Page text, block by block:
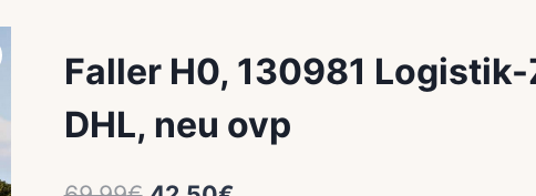
Faller H0, 130981
DHL, neu ovp